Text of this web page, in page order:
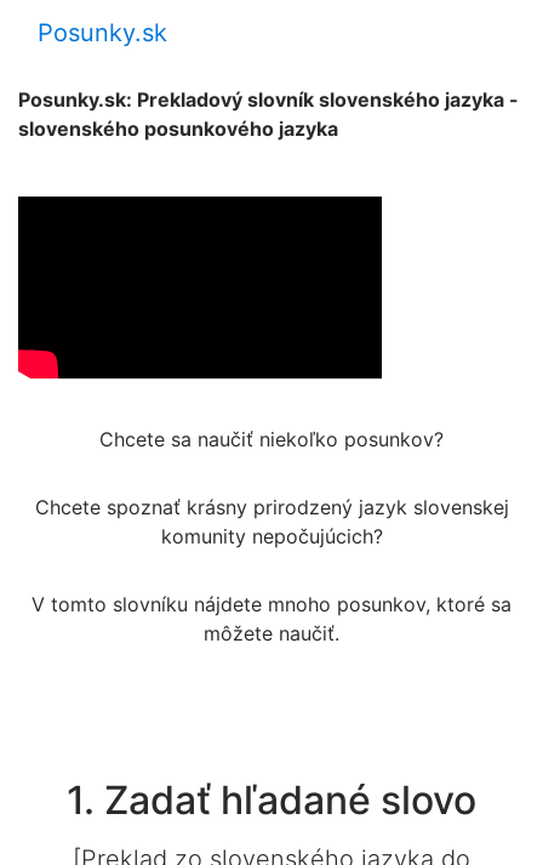
Posunky.sk
Posunky.sk: Prekladový slovník slovenského jazyka -
slovenského posunkového jazyka
Chcete sa naučiť niekoľko posunkov?
Chcete spoznať krásny prirodzený jazyk slovenskej
komunity nepočujúcich?
V tomto slovníku nájdete mnoho posunkov, ktoré sa
môžete naučiť.
1. Zadať hľadané slovo
[Preklad zo slovenského jazyka do